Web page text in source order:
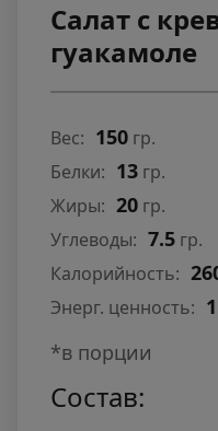
Салат с
гуакамоле
Вес: 150 гр.
Белки: 13 гр.
Жиры: 20 гр.
Углеводы: 7.5 гр.
Калорийность:
Энерг. ценность:
*в порции
Состав: